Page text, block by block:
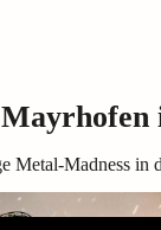
Metal-Madness in